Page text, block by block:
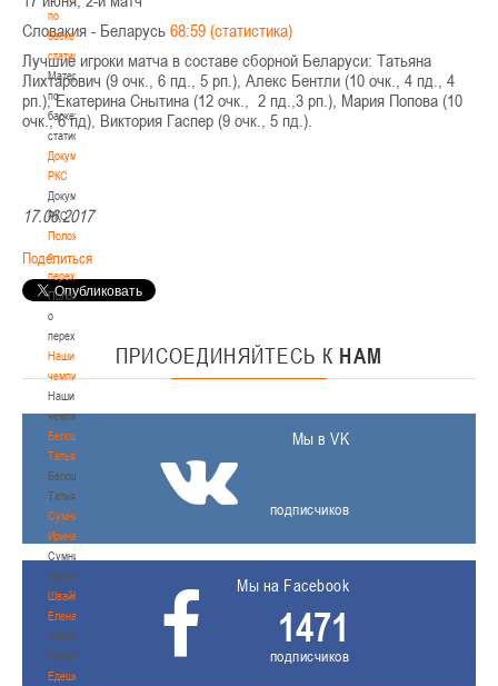
по
баскетбольной
статистике
Материалы
по
баскетбольной
статистике
Документы
РКС
Документы
РКС
Положение
о
переходах
Положение
о
переходах
Наши
чемпионы
Наши
чемпионы
Белошапко
Татьяна
Белошапко
Татьяна
Сумникова
Ирина
Сумникова
Ирина
Швайбович
Елена
Швайбович
Елена
Едешко
Словакия - Беларусь 68:59 (статистика)
Лучшие игроки матча в составе сборной Беларуси: Татьяна
Лихтарович (9 очк., 6 пд., 5 рп.), Алекс Бентли (10 очк., 4 пд., 4
рп.), Екатерина Снытина (12 очк., 2 пд.,3 рп.), Мария Попова (10
очк., 6 пд), Виктория Гаспер (9 очк., 5 пд.).
17.06.2017
Поделиться
ПРИСОЕДИНЯЙТЕСЬ К НАМ
Мы в VK
подписчиков
Мы на Facebook
1471
подписчиков